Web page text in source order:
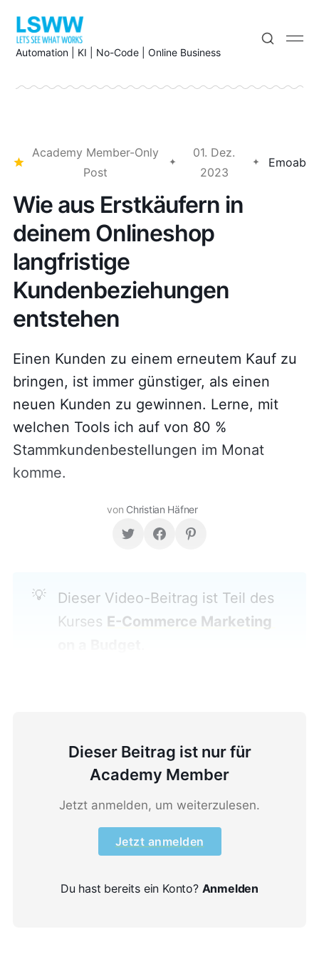
Automation | KI | No-Code | Online Business
Academy Member-Only
Post
01. Dez.
2023
Emoab
Wie aus Erstkäufern in
deinem Onlineshop
langfristige
Kundenbeziehungen
entstehen
Einen Kunden zu einem erneutem Kauf zu
bringen, ist immer günstiger, als einen
neuen Kunden zu gewinnen. Lerne, mit
welchen Tools ich auf von 80 %
Stammkundenbestellungen im Monat
komme.
von Christian Häfner
💡
Dieser Video-Beitrag ist Teil des
Kurses E-Commerce Marketing
Dieser Beitrag ist nur für
Academy Member
Jetzt anmelden, um weiterzulesen.
Jetzt anmelden
Du hast bereits ein Konto? Anmelden